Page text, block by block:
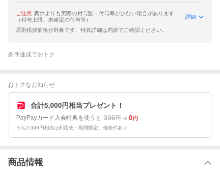
ご注意 表示よりも実際の付与数・付与率が少ない場合があります
（付与上限、未確定の付与等）
詳細
原則税抜価格が対象です。特典詳細は内訳でご確認ください。
条件達成でおトク
おトクなお知らせ
合計5,000円相当プレゼント！
PayPayカード入会特典を使うと 330円 0円
うち2,000円相当は利用先・期間限定。他条件あり
商品情報